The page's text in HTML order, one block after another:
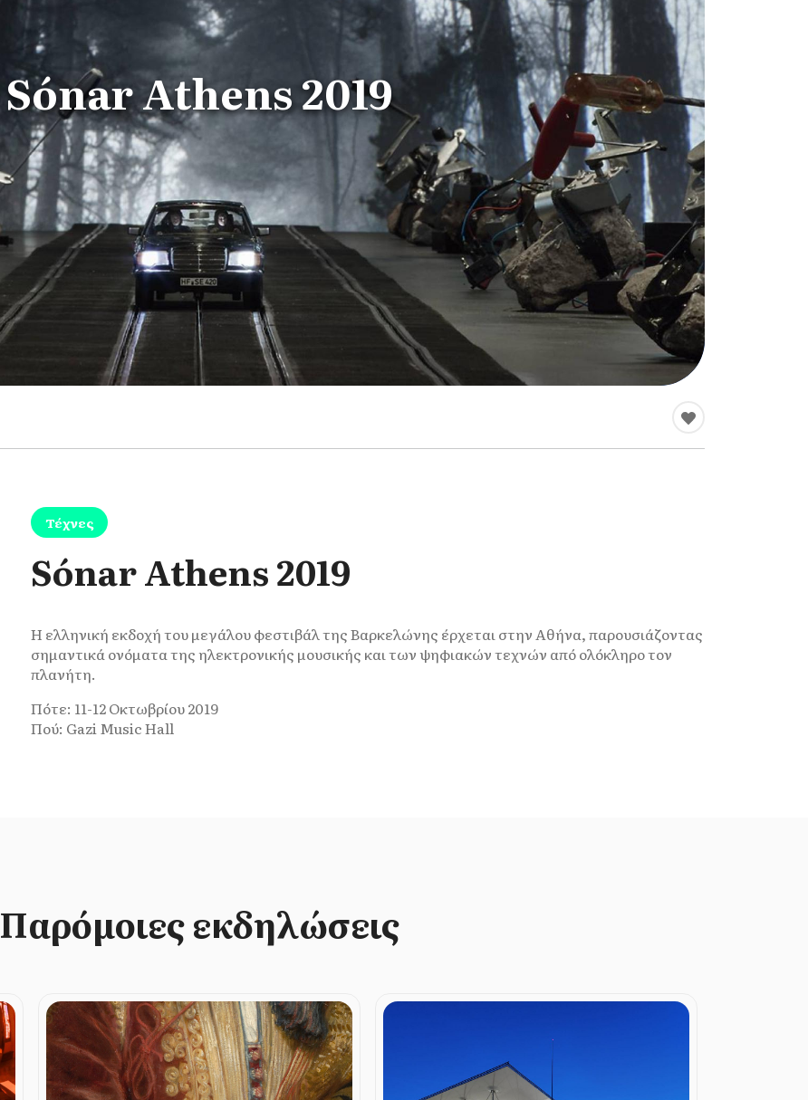
Sónar Athens 2019
Τέχνες
Sónar Athens 2019
Η ελληνική εκδοχή του μεγάλου φεστιβάλ της Βαρκελώνης έρχεται στην Αθήνα, παρουσιάζοντας
σημαντικά ονόματα της ηλεκτρονικής μουσικής και των ψηφιακών τεχνών από ολόκληρο τον
πλανήτη.
Πότε: 11-12 Οκτωβρίου 2019
Πού: Gazi Music Hall
Παρόμοιες εκδηλώσεις